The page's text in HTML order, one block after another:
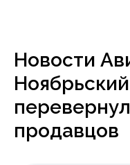
Новости
продавцов